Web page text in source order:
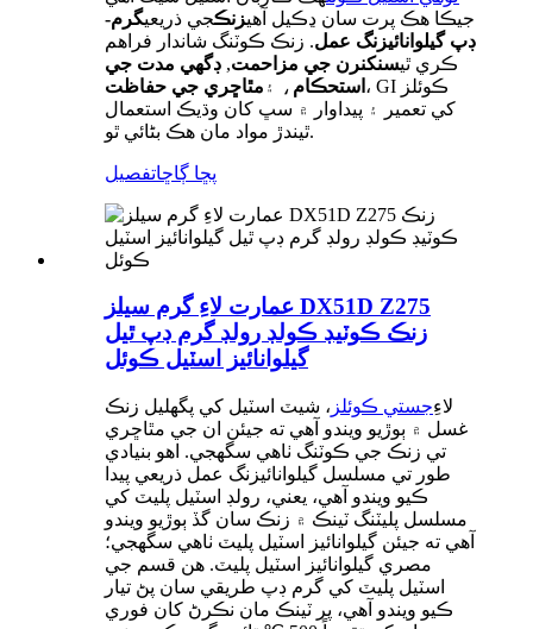
جيڪا هڪ پرت سان ڍڪيل آهيزنڪجي ذريعيگرم-
ڊپ گيلوانائيزنگ عمل. زنڪ ڪوٽنگ شاندار فراهم
ڪري ٿيسنکنرن جي مزاحمت, ڊگهي مدت جي
استحڪام ، ۽ مٿاڇري جي حفاظت
، GI ڪوئلز
کي تعمير ۽ پيداوار ۾ سڀ کان وڌيڪ استعمال
ٿيندڙ مواد مان هڪ بڻائي ٿو.
پڇا ڳاڇاتفصيل
عمارت لاءِ گرم سيلز DX51D Z275
زنڪ ڪوٽيڊ ڪولڊ رولڊ گرم ڊپ ٿيل
گيلوانائيز اسٽيل ڪوئل
لاءِجستي ڪوئلز ، شيٽ اسٽيل کي پگھليل زنڪ
غسل ۾ ٻوڙيو ويندو آهي ته جيئن ان جي مٿاڇري
تي زنڪ جي ڪوٽنگ ٺاهي سگهجي. اهو بنيادي
طور تي مسلسل گيلوانائيزنگ عمل ذريعي پيدا
ڪيو ويندو آهي، يعني، رولڊ اسٽيل پليٽ کي
مسلسل پليٽنگ ٽينڪ ۾ زنڪ سان گڏ ٻوڙيو ويندو
آهي ته جيئن گيلوانائيز اسٽيل پليٽ ٺاهي سگهجي؛
مصري گيلوانائيز اسٽيل پليٽ. هن قسم جي
اسٽيل پليٽ کي گرم ڊپ طريقي سان پڻ تيار
ڪيو ويندو آهي، پر ٽينڪ مان نڪرڻ کان فوري